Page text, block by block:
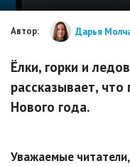
Автор: Дарья
Ёлки, горки и
рассказывает,
Нового года.
Уважаемые